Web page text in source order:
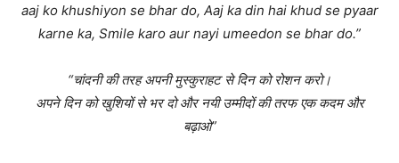
aaj ko khushiyon se bhar do, Aaj ka din hai khud se pyaar
karne ka, Smile karo aur nayi umeedon se bhar do.”
“चांदनी की तरह अपनी मुस्कुराहट से दिन को रोशन करो।
अपने दिन को खुशियों से भर दो और नयी उम्मीदों की तरफ एक कदम और
बढ़ाओ”